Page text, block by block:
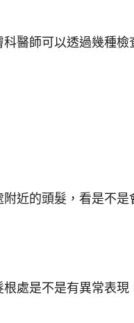
醫師可以透過幾種檢
近的頭髮，看是不是
處是不是有異常表現